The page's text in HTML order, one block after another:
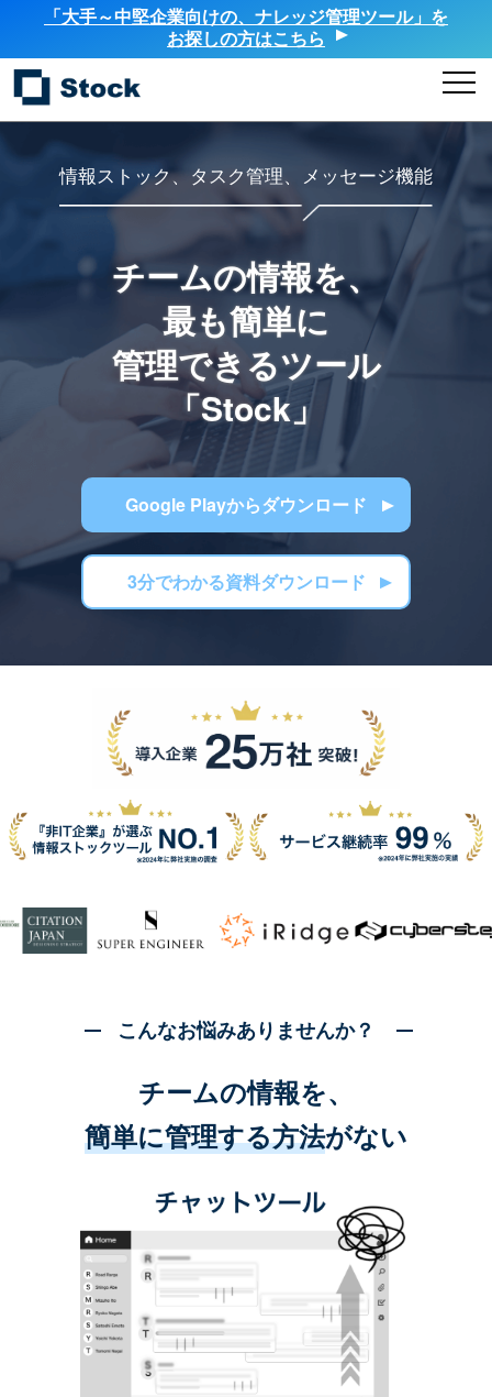
「大手～中堅企業向けの、ナレッジ管理ツール」を
お探しの方はこちら
情報ストック、タスク管理、メッセージ機能
チームの情報を、
最も簡単に
管理できるツール
「Stock」
Google Playからダウンロード
3分でわかる資料ダウンロード
こんなお悩みありませんか？
チームの情報を、
簡単に管理する方法がない